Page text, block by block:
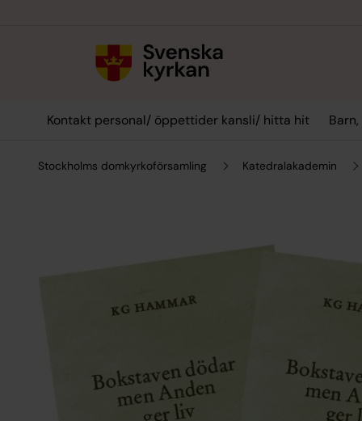
Kontakt personal/ öppettider kansli/ hitta hit
Stockholms domkyrkoförsamling Katedralakademin